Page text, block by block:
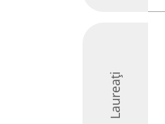
Laureați